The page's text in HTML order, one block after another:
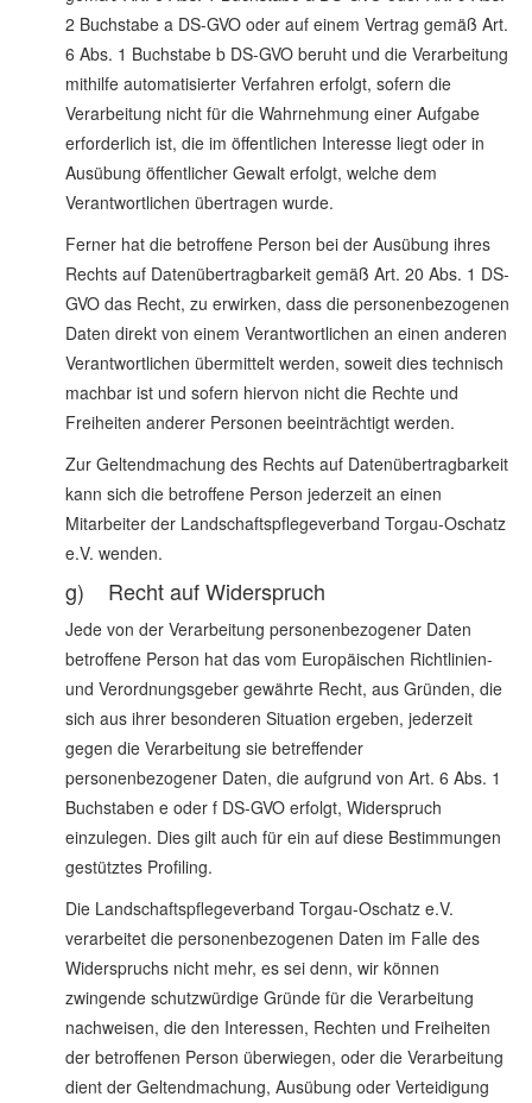
2 Buchstabe a DS-GVO oder auf einem Vertrag gemäß Art.
6 Abs. 1 Buchstabe b DS-GVO beruht und die Verarbeitung
mithilfe automatisierter Verfahren erfolgt, sofern die
Verarbeitung nicht für die Wahrnehmung einer Aufgabe
erforderlich ist, die im öffentlichen Interesse liegt oder in
Ausübung öffentlicher Gewalt erfolgt, welche dem
Verantwortlichen übertragen wurde.
Ferner hat die betroffene Person bei der Ausübung ihres
Rechts auf Datenübertragbarkeit gemäß Art. 20 Abs. 1 DS-
GVO das Recht, zu erwirken, dass die personenbezogenen
Daten direkt von einem Verantwortlichen an einen anderen
Verantwortlichen übermittelt werden, soweit dies technisch
machbar ist und sofern hiervon nicht die Rechte und
Freiheiten anderer Personen beeinträchtigt werden.
Zur Geltendmachung des Rechts auf Datenübertragbarkeit
kann sich die betroffene Person jederzeit an einen
Mitarbeiter der Landschaftspflegeverband Torgau-Oschatz
e.V. wenden.
g) Recht auf Widerspruch
Jede von der Verarbeitung personenbezogener Daten
betroffene Person hat das vom Europäischen Richtlinien-
und Verordnungsgeber gewährte Recht, aus Gründen, die
sich aus ihrer besonderen Situation ergeben, jederzeit
gegen die Verarbeitung sie betreffender
personenbezogener Daten, die aufgrund von Art. 6 Abs. 1
Buchstaben e oder f DS-GVO erfolgt, Widerspruch
einzulegen. Dies gilt auch für ein auf diese Bestimmungen
gestütztes Profiling.
Die Landschaftspflegeverband Torgau-Oschatz e.V.
verarbeitet die personenbezogenen Daten im Falle des
Widerspruchs nicht mehr, es sei denn, wir können
zwingende schutzwürdige Gründe für die Verarbeitung
nachweisen, die den Interessen, Rechten und Freiheiten
der betroffenen Person überwiegen, oder die Verarbeitung
dient der Geltendmachung, Ausübung oder Verteidigung